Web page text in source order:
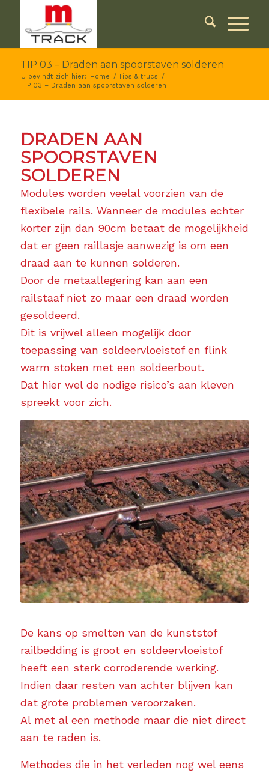
TIP 03 – Draden aan spoorstaven solderen
U bevindt zich hier: Home / Tips & trucs /
TIP 03 – Draden aan spoorstaven solderen
DRADEN AAN
SPOORSTAVEN
SOLDEREN
Modules worden veelal voorzien van de
flexibele rails. Wanneer de modules echter
korter zijn dan 90cm betaat de mogelijkheid
dat er geen raillasje aanwezig is om een
draad aan te kunnen solderen.
Door de metaallegering kan aan een
railstaaf niet zo maar een draad worden
gesoldeerd.
Dit is vrijwel alleen mogelijk door
toepassing van soldeervloeistof en flink
warm stoken met een soldeerbout.
Dat hier wel de nodige risico’s aan kleven
spreekt voor zich.
De kans op smelten van de kunststof
railbedding is groot en soldeervloeistof
heeft een sterk corroderende werking.
Indien daar resten van achter blijven kan
dat grote problemen veroorzaken.
Al met al een methode maar die niet direct
aan te raden is.
Methodes die in het verleden nog wel eens